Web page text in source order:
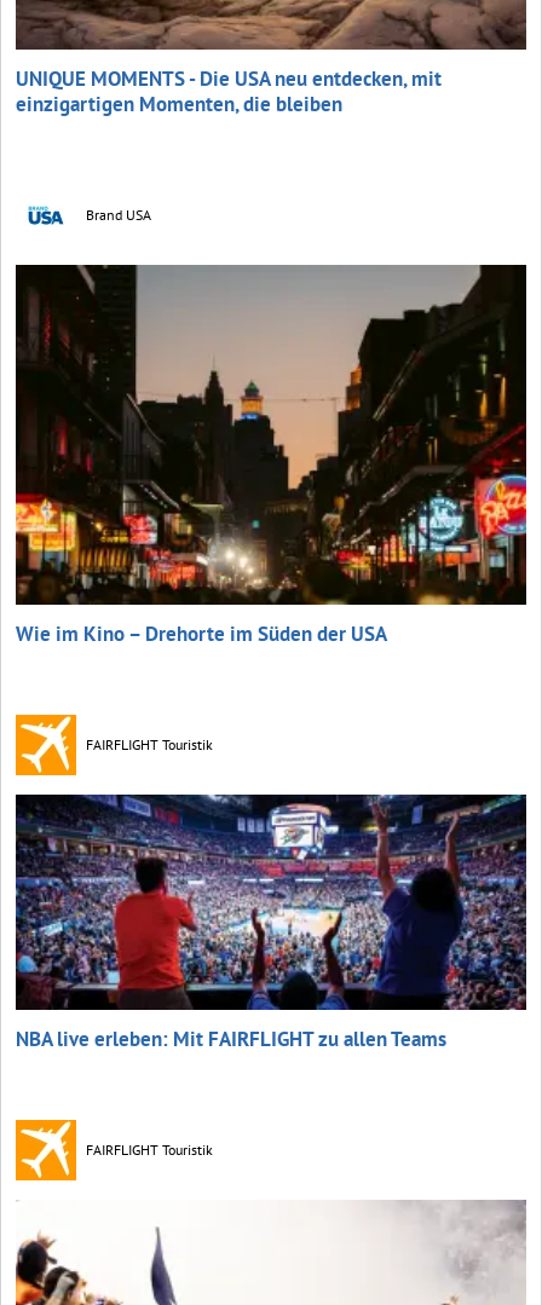
UNIQUE MOMENTS - Die USA neu entdecken, mit
einzigartigen Momenten, die bleiben
Brand USA
Wie im Kino – Drehorte im Süden der USA
FAIRFLIGHT Touristik
NBA live erleben: Mit FAIRFLIGHT zu allen Teams
FAIRFLIGHT Touristik